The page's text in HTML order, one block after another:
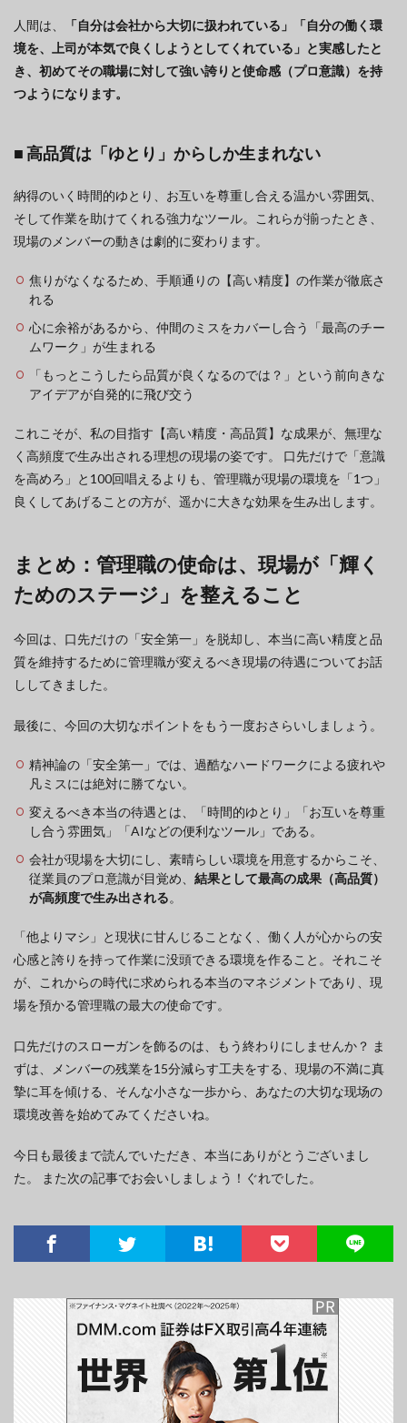
人間は、
「自分は会社から大切に扱われている」「自分の働く環
境を、上司が本気で良くしようとしてくれている」と実感したと
き、初めてその職場に対して強い誇りと使命感（プロ意識）を持
つようになります。
■ 高品質は「ゆとり」からしか生まれない
納得のいく時間的ゆとり、お互いを尊重し合える温かい雰囲気、
そして作業を助けてくれる強力なツール。これらが揃ったとき、
現場のメンバーの動きは劇的に変わります。
焦りがなくなるため、手順通りの【高い精度】の作業が徹底さ
れる
心に余裕があるから、仲間のミスをカバーし合う「最高のチー
ムワーク」が生まれる
「もっとこうしたら品質が良くなるのでは？」という前向きな
アイデアが自発的に飛び交う
これこそが、私の目指す【高い精度・高品質】な成果が、無理な
く高頻度で生み出される理想の現場の姿です。 口先だけで「意識
を高めろ」と100回唱えるよりも、管理職が現場の環境を「1つ」
良くしてあげることの方が、遥かに大きな効果を生み出します。
まとめ：管理職の使命は、現場が「輝く
ためのステージ」を整えること
今回は、口先だけの「安全第一」を脱却し、本当に高い精度と品
質を維持するために管理職が変えるべき現場の待遇についてお話
ししてきました。
最後に、今回の大切なポイントをもう一度おさらいしましょう。
精神論の「安全第一」では、過酷なハードワークによる疲れや
凡ミスには絶対に勝てない。
変えるべき本当の待遇とは、「時間的ゆとり」「お互いを尊重
し合う雰囲気」「AIなどの便利なツール」である。
会社が現場を大切にし、素晴らしい環境を用意するからこそ、
従業員のプロ意識が目覚め、 結果として最高の成果（高品質）
が高頻度で生み出される。
「他よりマシ」と現状に甘んじることなく、働く人が心からの安
心感と誇りを持って作業に没頭できる環境を作ること。それこそ
が、これからの時代に求められる本当のマネジメントであり、現
場を預かる管理職の最大の使命です。
口先だけのスローガンを飾るのは、もう終わりにしませんか？ ま
ずは、メンバーの残業を15分減らす工夫をする、現場の不満に真
摯に耳を傾ける、そんな小さな一歩から、あなたの大切な现场の
環境改善を始めてみてくださいね。
今日も最後まで読んでいただき、本当にありがとうございまし
た。 また次の記事でお会いしましょう！ぐれでした。